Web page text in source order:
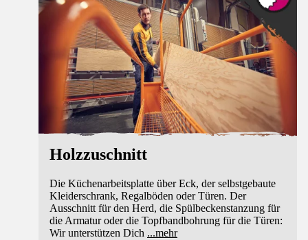
Holzzuschnitt
Die Küchenarbeitsplatte über Eck, der selbstgebaute
Kleiderschrank, Regalböden oder Türen. Der
Ausschnitt für den Herd, die Spülbeckenstanzung für
die Armatur oder die Topfbandbohrung für die Türen:
Wir unterstützen Dich ...mehr